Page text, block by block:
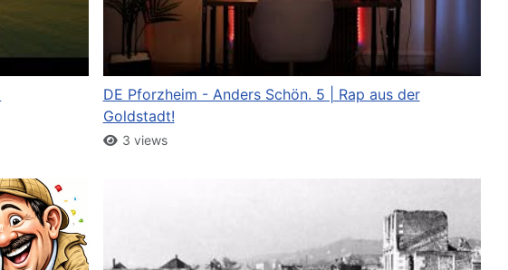
DE Pforzheim - Anders Schön. 5 | Rap aus der
Goldstadt!
3 views